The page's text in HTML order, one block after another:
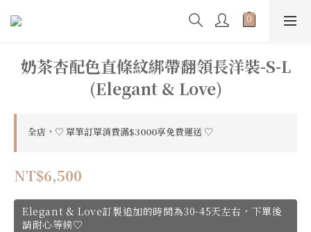
奶茶杏配色直條紋綁帶翻領長洋裝-S-L
(Elegant & Love)
全店，♡ 單筆訂單消費滿$3000享免費運送 ♡
NT$6,500
Elegant & Love訂製追加的時間為30-45天左右，下單後
請耐心等候♡